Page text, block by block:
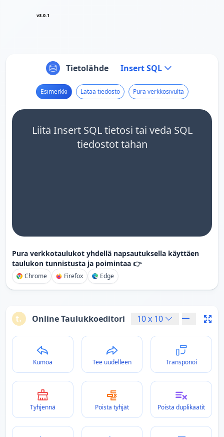
v3.0.1
Tietolähde Insert SQL
Esimerkki Lataa tiedosto Pura verkkosivulta
Liitä Insert SQL tietosi tai vedä SQL
tiedostot tähän
Pura verkkotaulukot yhdellä napsautuksella käyttäen
taulukon tunnistusta ja poimintaa 👉
Chrome Firefox Edge
Online Taulukkoeditori 10x 10
Kumoa Tee uudelleen Transponoi
Tyhjennä Poista tyhjät Poista duplikaatit